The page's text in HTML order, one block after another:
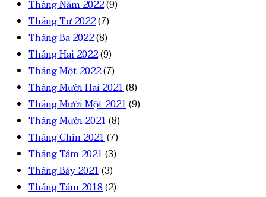
Tháng Năm 2022(9)
Tháng Tư 2022(7)
Tháng Ba 2022(8)
Tháng Hai 2022(9)
Tháng Một 2022(7)
Tháng Mười Hai 2021(8)
Tháng Mười Một 2021(9)
Tháng Mười 2021(8)
Tháng Chín 2021(7)
Tháng Tám 2021(3)
Tháng Bảy 2021(3)
Tháng Tám 2018(2)